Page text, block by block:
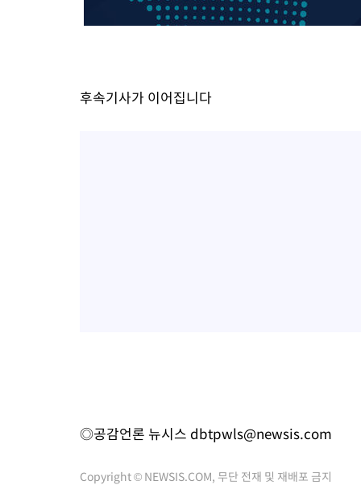
후속기사가 이어집니다
◎공감언론 뉴시스 dbtpwls@newsis.com
Copyright © NEWSIS.COM, 무단 전재 및 재배포 금지